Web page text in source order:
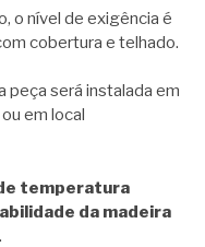
o nível de exigência é
cobertura e telhado.
peça será instalada em
em local
temperatura
da madeira